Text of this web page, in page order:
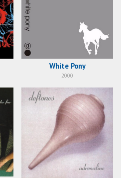
White Pony
2000